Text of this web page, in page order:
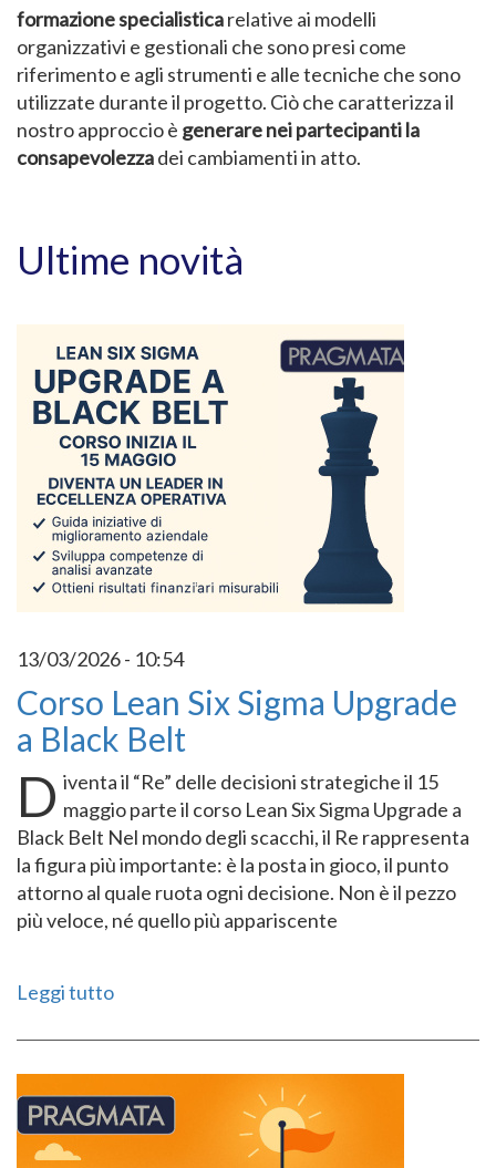
formazione specialisticarelative ai modelli
organizzativi e gestionali che sono presi come
riferimento e agli strumenti e alle tecniche che sono
utilizzate durante il progetto. Ciò che caratterizza il
nostro approccio è generare nei partecipanti la
consapevolezzadei cambiamenti in atto.
Ultime novità
13/03/2026 - 10:54
Corso Lean Six Sigma Upgrade
a Black Belt
D iventa il “Re” delle decisioni strategiche il 15
maggio parte il corso Lean Six Sigma Upgrade a
Black Belt Nel mondo degli scacchi, il Re rappresenta
la figura più importante: è la posta in gioco, il punto
attorno al quale ruota ogni decisione. Non è il pezzo
più veloce, né quello più appariscente
Leggi tutto